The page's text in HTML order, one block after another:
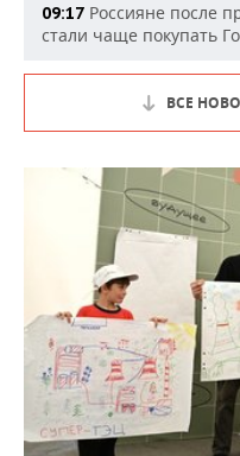
09:17 Россияне после
стали чаще покупать
ВСЕ